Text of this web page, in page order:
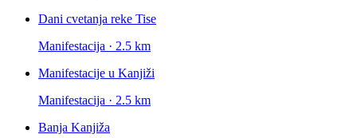
Dani cvetanja reke Tise
Manifestacija · 2.5 km
Manifestacije u Kanjiži
Manifestacija · 2.5 km
Banja Kanjiža